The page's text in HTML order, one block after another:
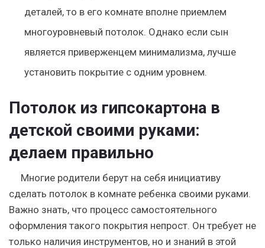
деталей, то в его комнате вполне приемлем
многоуровневый потолок. Однако если сын
является приверженцем минимализма, лучше
установить покрытие с одним уровнем.
Потолок из гипсокартона в
детской своими руками:
делаем правильно
Многие родители берут на себя инициативу
сделать потолок в комнате ребенка своими руками.
Важно знать, что процесс самостоятельного
оформления такого покрытия непрост. Он требует не
только наличия инструментов, но и знаний в этой